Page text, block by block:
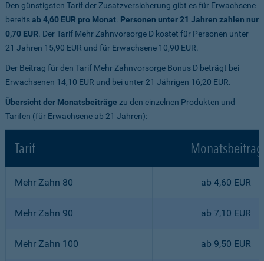
Den günstigsten Tarif der Zusatzversicherung gibt es für Erwachsene
bereitsab 4,60 EUR pro Monat. Personen unter 21 Jahren zahlen nur
0,70 EUR. Der Tarif Mehr Zahnvorsorge D kostet für Personen unter
21 Jahren 15,90 EUR und für Erwachsene 10,90 EUR.
Der Beitrag für den Tarif Mehr Zahnvorsorge Bonus D beträgt bei
Erwachsenen 14,10 EUR und bei unter 21 Jährigen 16,20 EUR.
Übersicht der Monatsbeiträge zu den einzelnen Produkten und
Tarifen (für Erwachsene ab 21 Jahren):
Tarif Monatsbeitrag
Mehr Zahn 80 ab 4,60 EUR
Mehr Zahn 90 ab 7,10 EUR
Mehr Zahn 100 ab 9,50 EUR